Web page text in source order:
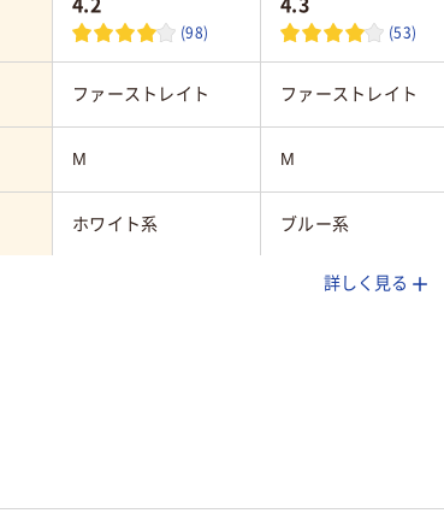
(98) (53)
ファーストレイト ファーストレイト
M M
ホワイト系 ブルー系
240mm詳しく見る